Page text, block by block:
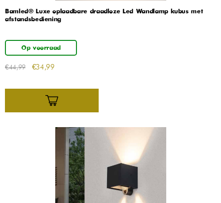
Bamled® Luxe oplaadbare draadloze Led Wandlamp kubus met
afstandsbediening
Op voorraad
€44,99 €34,99